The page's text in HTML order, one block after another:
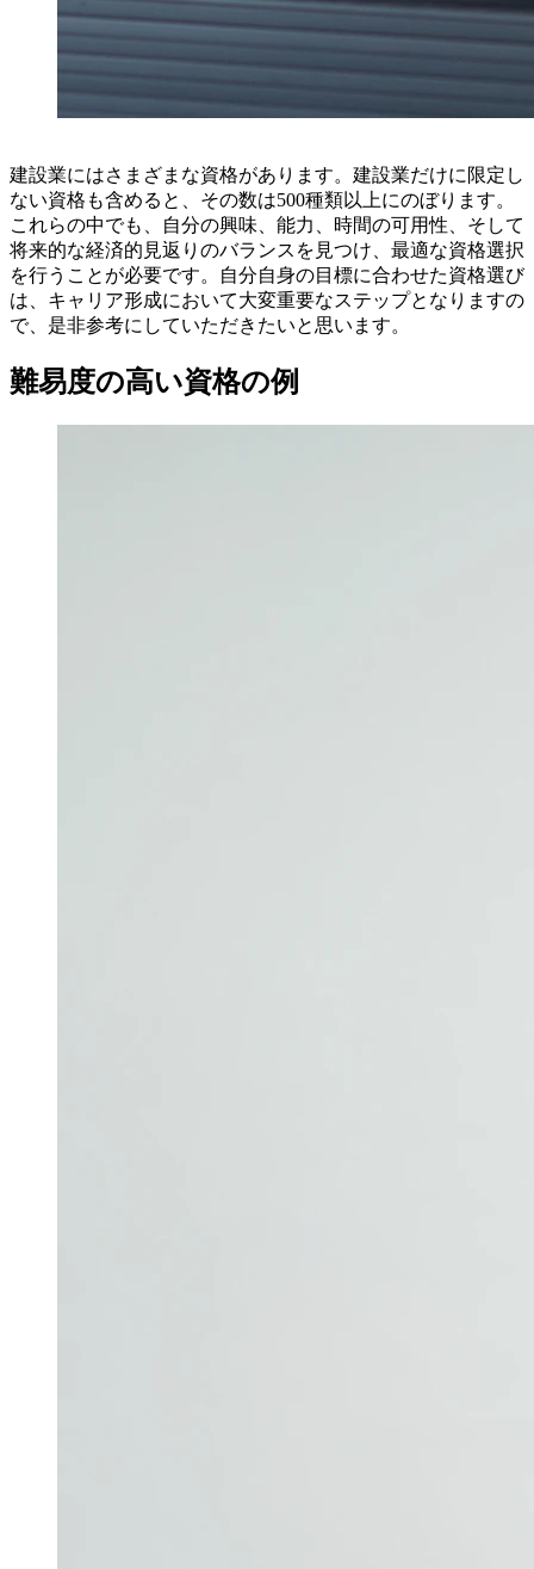
建設業にはさまざまな資格があります。建設業だけに限定し
ない資格も含めると、その数は500種類以上にのぼります。
これらの中でも、自分の興味、能力、時間の可用性、そして
将来的な経済的見返りのバランスを見つけ、最適な資格選択
を行うことが必要です。自分自身の目標に合わせた資格選び
は、キャリア形成において大変重要なステップとなりますの
で、是非参考にしていただきたいと思います。
難易度の高い資格の例